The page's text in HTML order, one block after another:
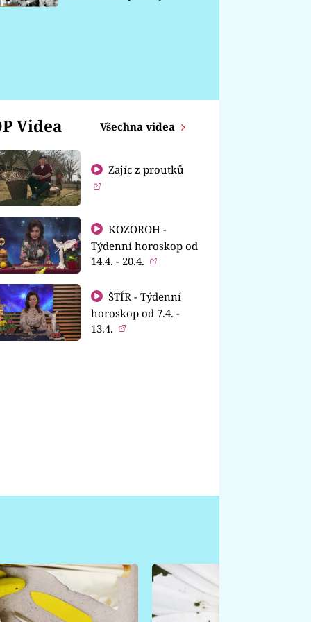
Videa Všechna videa
Zajíc z proutků
KOZOROH -
Týdenní horoskop od
14.4. - 20.4.
ŠTÍR - Týdenní
horoskop od 7.4. -
13.4.